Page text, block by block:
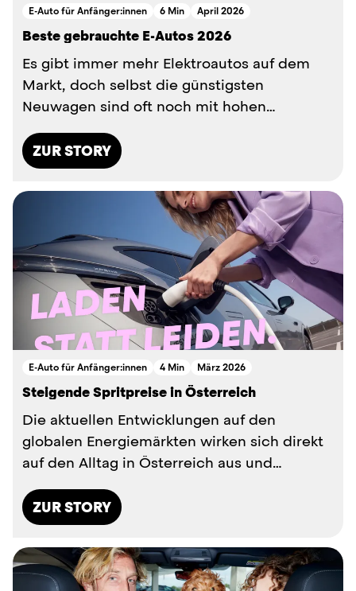
E-Auto für Anfänger:innen 6 Min April 2026
Beste gebrauchte E-Autos2026
Es gibt immer mehr Elektroautos auf dem
Markt, doch selbst die günstigsten
Neuwagen sind oft noch mit hohen
n...ZUR STORY
E-Auto für Anfänger:innen 4 Min März 2026
Steigende Spritpreise in Österreich
Die aktuellen Entwicklungen auf den
globalen Energiemärkten wirken sich direkt
auf den Alltag in Österreich aus und
ZUR STORY